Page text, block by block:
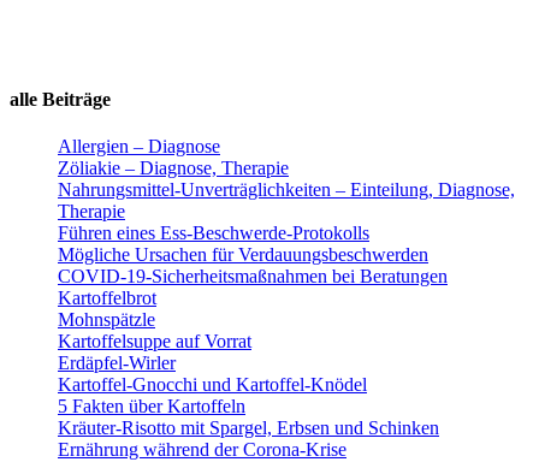
alle Beiträge
Allergien – Diagnose
Zöliakie – Diagnose, Therapie
Nahrungsmittel-Unverträglichkeiten – Einteilung, Diagnose,
Therapie
Führen eines Ess-Beschwerde-Protokolls
Mögliche Ursachen für Verdauungsbeschwerden
COVID-19-Sicherheitsmaßnahmen bei Beratungen
Kartoffelbrot
Mohnspätzle
Kartoffelsuppe auf Vorrat
Erdäpfel-Wirler
Kartoffel-Gnocchi und Kartoffel-Knödel
5 Fakten über Kartoffeln
Kräuter-Risotto mit Spargel, Erbsen und Schinken
Ernährung während der Corona-Krise